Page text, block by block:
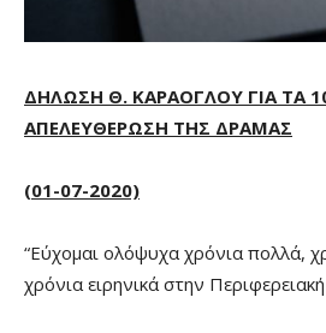
ΔΗΛΩΣΗ Θ. ΚΑΡΑΟΓΛΟΥ ΓΙΑ ΤΑ
ΑΠΕΛΕΥΘΕΡΩΣΗ ΤΗΣ ΔΡΑΜΑΣ
(01-07-2020)
“Εύχομαι ολόψυχα χρόνια πολλά,
χρόνια ειρηνικά στην